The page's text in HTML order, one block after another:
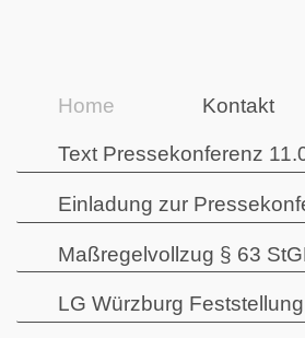
Home Kontakt
Text Pressekonferenz
Einladung zur
Maßregelvollzug § 63
LG Würzburg